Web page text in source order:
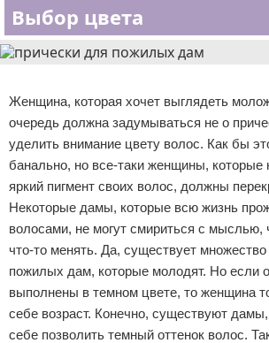
Уход за лицом
Выбор цвета
Женщина, которая хочет выглядеть
очередь должна задумываться не о
уделить внимание цвету волос. Как бы
банально, но все-таки женщины, которые
яркий пигмент своих волос, должны
Некоторые дамы, которые всю жизнь
волосами, не могут смириться с мыслью,
что-то менять. Да, существует
пожилых дам, которые молодят. Но если
выполнены в темном цвете, то женщина
себе возраст. Конечно, существуют
себе позволить темный оттенок волос.